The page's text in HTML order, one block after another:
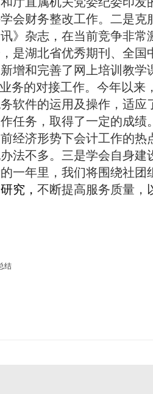
会财务整改工作。二是
》杂志，在当前竞争非常
是湖北省优秀期刊、全国
增和完善了网上培训教
务的对接工作。今年以
软件的运用及操作，适应
任务，取得了一定的成
经济形势下会计工作的
法不多。三是学会自身
一年里，我们将围绕社团
究， 不断提高服务质量，
结